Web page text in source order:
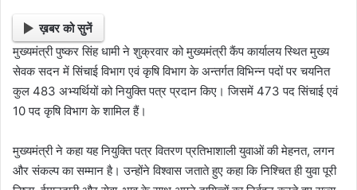
ख़बर को सुनें
मुख्यमंत्री पुष्कर सिंह धामी ने शुक्रवार को मुख्यमंत्री कैंप कार्यालय स्थित मुख्य
सेवक सदन में सिंचाई विभाग एवं कृषि विभाग के अन्तर्गत विभिन्न पदों पर चयनित
कुल 483 अभ्यर्थियों को नियुक्ति पत्र प्रदान किए। जिसमें 473 पद सिंचाई एवं
10 पद कृषि विभाग के शामिल हैं।
मुख्यमंत्री ने कहा यह नियुक्ति पत्र वितरण प्रतिभाशाली युवाओं की मेहनत, लगन
और संकल्प का सम्मान है। उन्होंने विश्वास जताते हुए कहा कि निश्चित ही युवा पूरी